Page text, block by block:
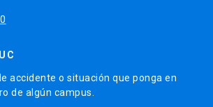
accidente o situación que ponga en
de algún campus.